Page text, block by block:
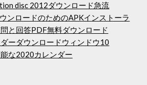
disc 2012ダウンロード急流
ンロードのためのAPKインストーラ
と回答PDF無料ダウンロード
ーダウンロードウィンドウ10
な2020カレンダー